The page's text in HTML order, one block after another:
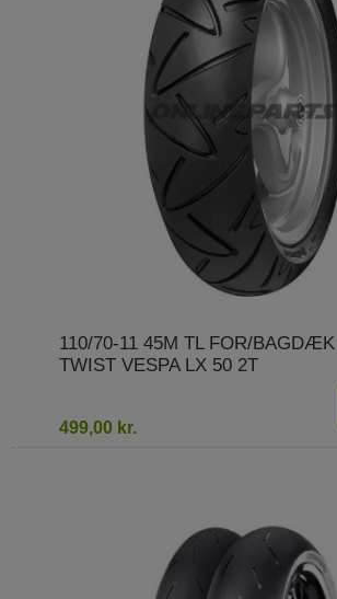
110/70-11 45M TL FOR/
TWIST VESPA LX 50 2T
499,00 kr.